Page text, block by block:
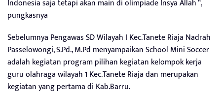
Indonesia saja tetapi akan main di olimpiade Insya Allah “,
pungkasnya
Sebelumnya Pengawas SD Wilayah I Kec.Tanete Riaja Nadrah
Passelowongi, S.Pd., M.Pd menyampaikan School Mini Soccer
adalah kegiatan program pilihan kegiatan kelompok kerja
guru olahraga wilayah 1 Kec.Tanete Riaja dan merupakan
kegiatan yang pertama di Kab.Barru.